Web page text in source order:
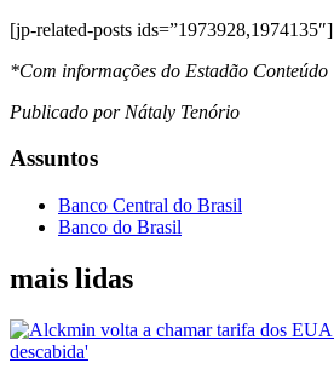
[jp-related-posts ids=”1973928,1974135″]
*Com informações do Estadão Conteúdo
Publicado por Nátaly Tenório
Assuntos
Banco Central do Brasil
Banco do Brasil
mais lidas